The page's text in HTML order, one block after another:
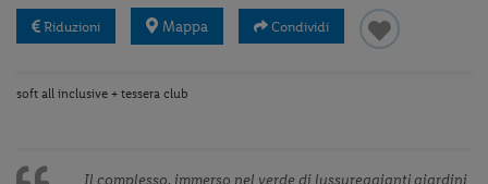
Riduzioni Mappa Condividi
soft all inclusive + tessera club